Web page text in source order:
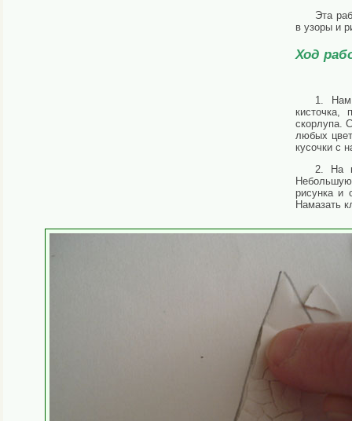
Эта
в узоры и
Ход
1. Нам
кисточка,
скорлупа.
любых
кусочки с
2. На
Небольшую
рисунка и
Намазать